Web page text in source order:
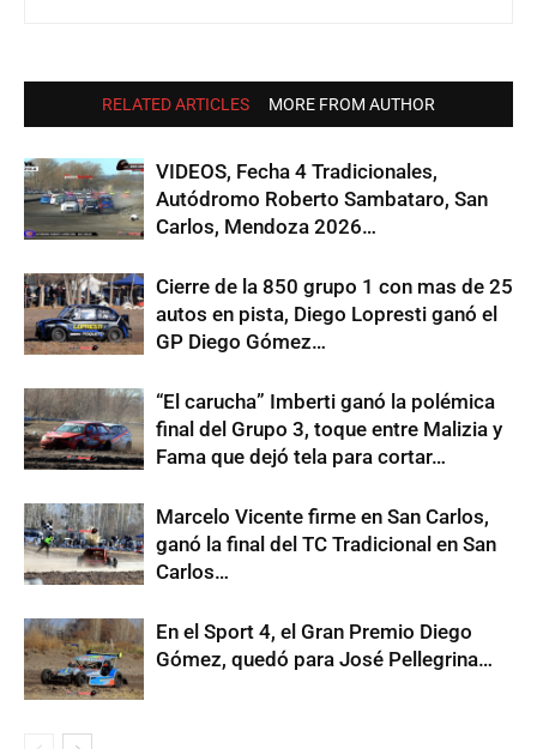
RELATED ARTICLES MORE FROM AUTHOR
VIDEOS, Fecha 4 Tradicionales,
Autódromo Roberto Sambataro, San
Carlos, Mendoza 2026…
Cierre de la 850 grupo 1 con mas de 25
autos en pista, Diego Lopresti ganó el
GP Diego Gómez…
“El carucha” Imberti ganó la polémica
final del Grupo 3, toque entre Malizia y
Fama que dejó tela para cortar…
Marcelo Vicente firme en San Carlos,
ganó la final del TC Tradicional en San
Carlos…
En el Sport 4, el Gran Premio Diego
Gómez, quedó para José Pellegrina…